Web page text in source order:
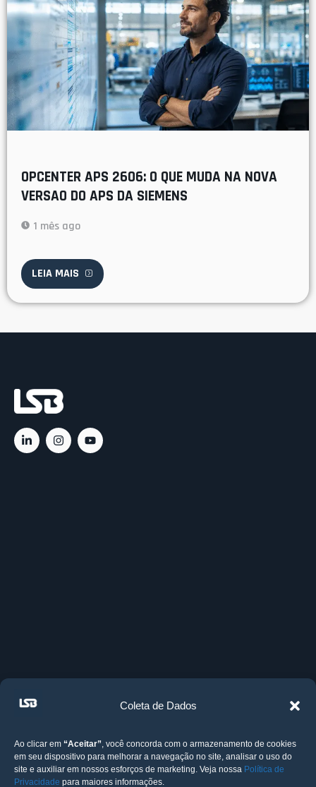
Coleta de Dados
Ao clicar em “Aceitar” , você concorda com o armazenamento de cookies
em seu dispositivo para melhorar a navegação no site, analisar o uso do
site e auxiliar em nossos esforços de marketing. Veja nossa Política de
Privacidade para maiores informações.
OPCENTER APS 2606: O QUE MUDA NA NOVA
VERSAO DO APS DA SIEMENS
1 mês ago
LEIA MAIS